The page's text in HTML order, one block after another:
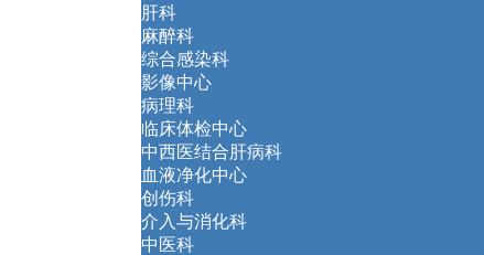
肝科
麻醉科
综合感染科
影像中心
病理科
临床体检中心
中西医结合肝病科
血液净化中心
创伤科
介入与消化科
中医科